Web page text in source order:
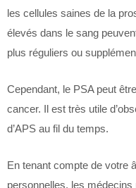
les cellules saines de la
élevés dans le sang
plus réguliers ou
Cependant, le PSA peut
cancer. Il est très utile
d’APS au fil du temps.
En tenant compte de votre
personnelles, les